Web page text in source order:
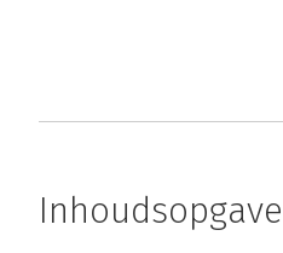
Inhoudsopgave